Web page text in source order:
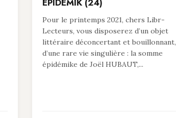
ÉPIDÉMIK (24)
Pour le printemps 2021, chers Libr-
Lecteurs, vous disposerez d’un objet
littéraire déconcertant et bouillonnant,
d’une rare vie singulière : la somme
épidémike de Joël HUBAUT,...